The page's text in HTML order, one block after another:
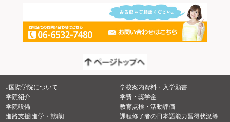
J国際学院について
学院紹介
学院設備
進路支援[進学・就職]
学校案内資料・入学願書
学費・奨学金
教育点検・活動評価
課程修了者の日本語能力習得状況等